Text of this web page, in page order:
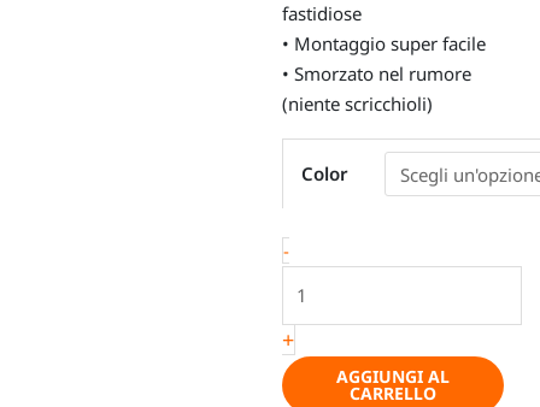
fastidiose
• Montaggio super facile
• Smorzato nel rumore
(niente scricchioli)
Color
-
da
VW
T5,
VW
T6,
Caravelle
+
AGGIUNGI AL
CARRELLO